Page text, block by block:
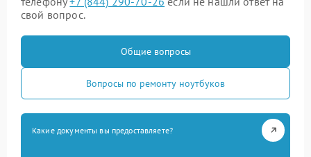
свой вопрос.
Общие вопросы
Вопросы по ремонту ноутбуков
Какие документы вы предоставляете?